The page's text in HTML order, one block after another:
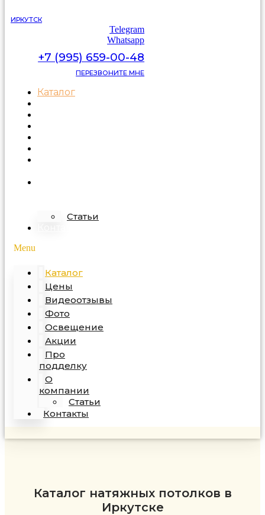
ИРКУТСК
Telegram
Whatsapp
+7 (995) 659-00-48
ПЕРЕЗВОНИТЕ МНЕ
Каталог
Статьи
Menu
Каталог
Цены
Видеоотзывы
Фото
Освещение
Акции
Про
подделку
О
компании
Статьи
Контакты
Каталог натяжных потолков в
Иркутске